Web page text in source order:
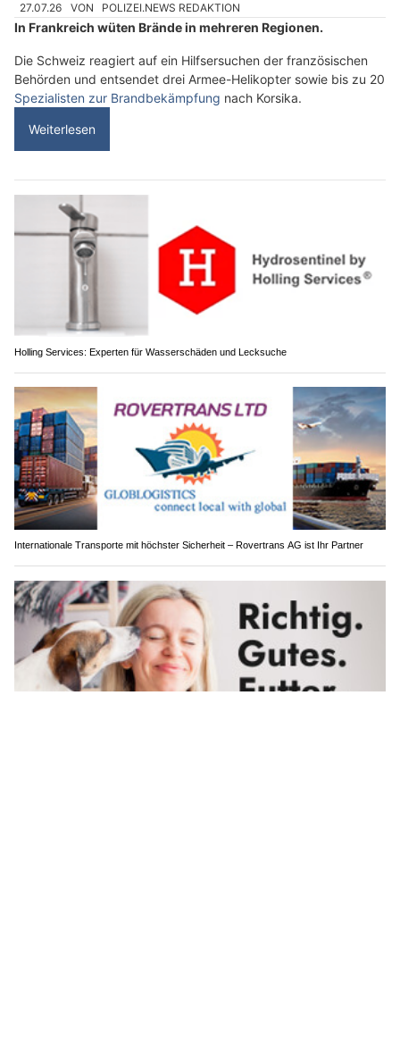
27.07.26 VON POLIZEI.NEWS REDAKTION
In Frankreich wüten Brände in mehreren Regionen.
Die Schweiz reagiert auf ein Hilfsersuchen der französischen
Behörden und entsendet drei Armee-Helikopter sowie bis zu 20
Spezialisten zur Brandbekämpfung nach Korsika.
Weiterlesen
Holling Services: Experten für Wasserschäden und Lecksuche
Internationale Transporte mit höchster Sicherheit – Rovertrans AG ist Ihr Partner